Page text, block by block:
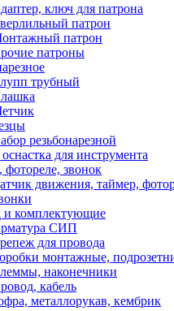
ключ для патрона
патрон
патрон
патроны
трубный
резьбонарезной
для инструмента
фотореле, звонок
движения, таймер,
и комплектующие
СИП
для провода
монтажные,
наконечники
кабель
металлорукав, кембрик